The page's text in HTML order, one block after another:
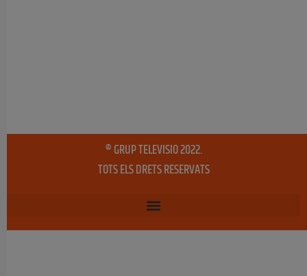
® GRUP TELEVISIO 2022.
TOTS ELS DRETS RESERVATS